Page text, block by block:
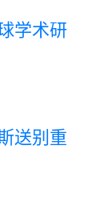
学术研
送别重